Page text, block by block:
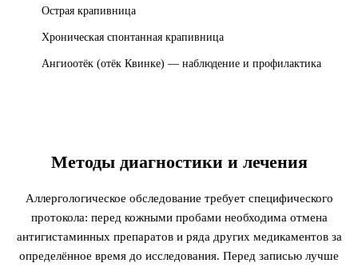
Острая крапивница
Хроническая спонтанная крапивница
Ангиоотёк (отёк Квинке) — наблюдение и профилактика
Методы диагностики и лечения
Аллергологическое обследование требует специфического
протокола: перед кожными пробами необходима отмена
антигистаминных препаратов и ряда других медикаментов за
определённое время до исследования. Перед записью лучше